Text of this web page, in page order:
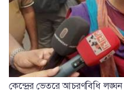
কেন্দ্রের ভেতরে আচরণবিধি